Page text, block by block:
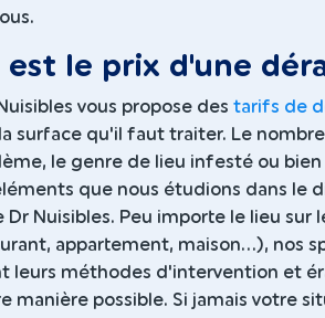
est le prix d'une
vous propose des tarifs de
surface qu'il faut traiter. Le
le genre de lieu infesté ou
que nous étudions dans le
Dr Nuisibles. Peu importe le lieu
appartement, maison...), nos
leurs méthodes d'intervention et
manière possible. Si jamais votre